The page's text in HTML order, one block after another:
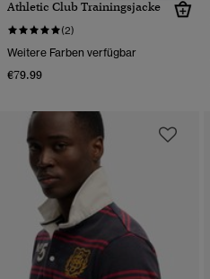
Athletic Club Trainingsjacke
(2)
Weitere Farben verfügbar
€79.99